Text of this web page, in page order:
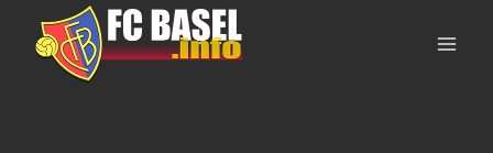
content